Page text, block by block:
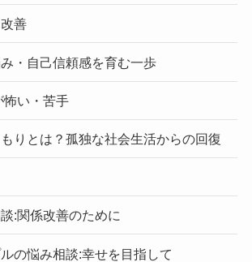
善
・自己信頼感を育む一歩
怖い・苦手
りとは？孤独な社会生活からの回復
:関係改善のために
の悩み相談:幸せを目指して